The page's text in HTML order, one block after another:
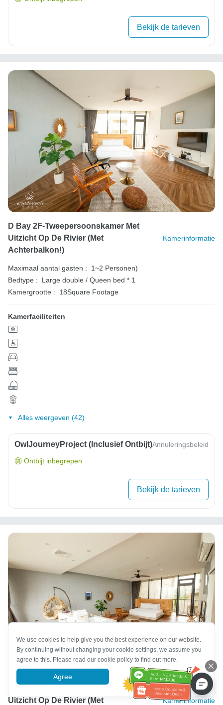
Bekijk de tarieven
D Bay 2F-Tweepersoonskamer Met
Uitzicht Op De Rivier (met
Achterbalkon!)
Kamerinformatie
Maximaal aantal gasten :
1~2 Personen)
Bedtype :
Large double / Queen bed * 1
Kamergrootte :
18Square Footage
Kamerfaciliteiten
Alles weergeven (42)
OwlJourneyProject (inclusief Ontbijt)Annuleringsbeleid
Ontbijt inbegrepen
Bekijk de tarieven
D Bay 3F-Tweepersoonskamer Met
Uitzicht Op De Rivier (met
Kamerinformatie
We use cookies to help give you the best experience on our website.
By continuing without changing your cookie settings, we assume you
agree to this. Please read our cookie policy to find out more.
Agree More information